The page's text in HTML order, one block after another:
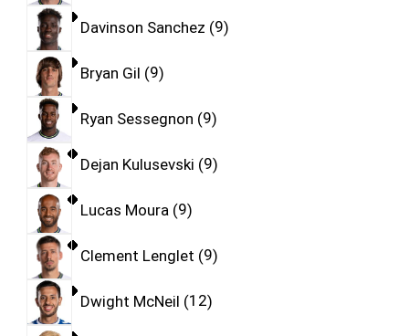
Davinson Sanchez 9
Bryan Gil 9
Ryan Sessegnon 9
Dejan Kulusevski 9
Lucas Moura 9
Clement Lenglet 9
Dwight McNeil 12